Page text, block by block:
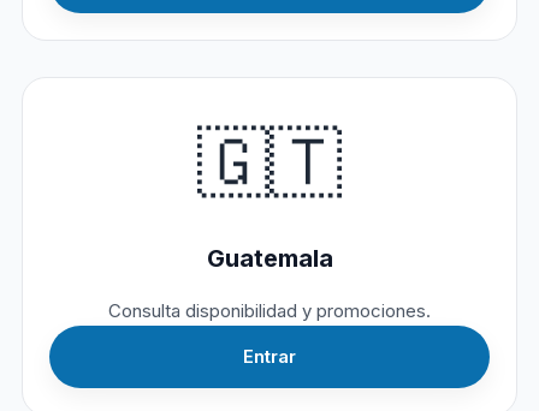
🇬🇹
Guatemala
Consulta disponibilidad y promociones.
Entrar